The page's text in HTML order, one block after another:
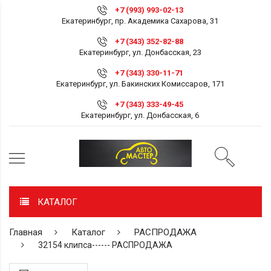
+7 (993) 993-02-13
Екатеринбург, пр. Академика Сахарова, 31
+7 (343) 352-82-88
Екатеринбург, ул. Донбасская, 23
+7 (343) 330-11-71
Екатеринбург, ул. Бакинских Комиссаров, 171
+7 (343) 333-49-45
Екатеринбург, ул. Донбасская, 6
КАТАЛОГ
Главная Каталог РАСПРОДАЖА
32154 клипса------ РАСПРОДАЖА